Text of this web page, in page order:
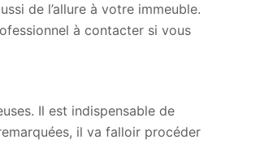
de l’allure à votre immeuble.
à contacter si vous
Il est indispensable de
il va falloir procéder